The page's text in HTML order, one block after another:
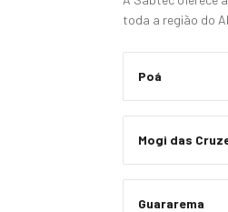
toda a região do
Poá
Mogi das
Guararema